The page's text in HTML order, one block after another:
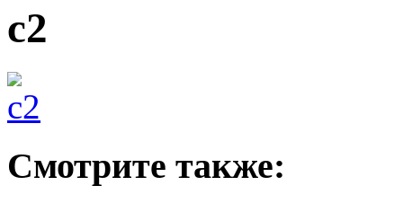
c2
Смотрите также: